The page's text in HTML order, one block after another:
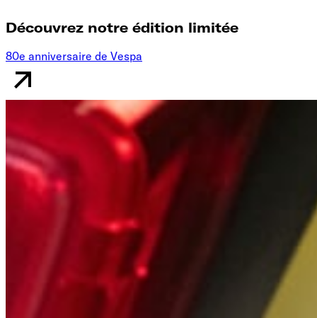
Découvrez notre édition limitée
80e anniversaire de Vespa